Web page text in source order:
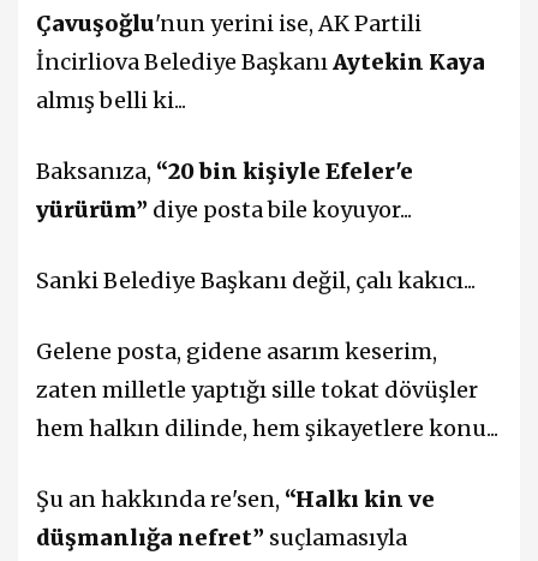
Çavuşoğlu'nun yerini ise, AK Partili
İncirliova Belediye Başkanı Aytekin Kaya
almış belli ki...
Baksanıza, “20 bin kişiyle Efeler'e
yürürüm” diye posta bile koyuyor...
Sanki Belediye Başkanı değil, çalı kakıcı...
Gelene posta, gidene asarım keserim,
zaten milletle yaptığı sille tokat dövüşler
hem halkın dilinde, hem şikayetlere konu...
Şu an hakkında re'sen, “Halkı kin ve
düşmanlığa nefret” suçlamasıyla